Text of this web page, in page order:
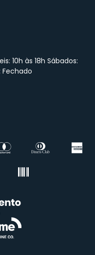
10h às 18h Sábados:
Fechado